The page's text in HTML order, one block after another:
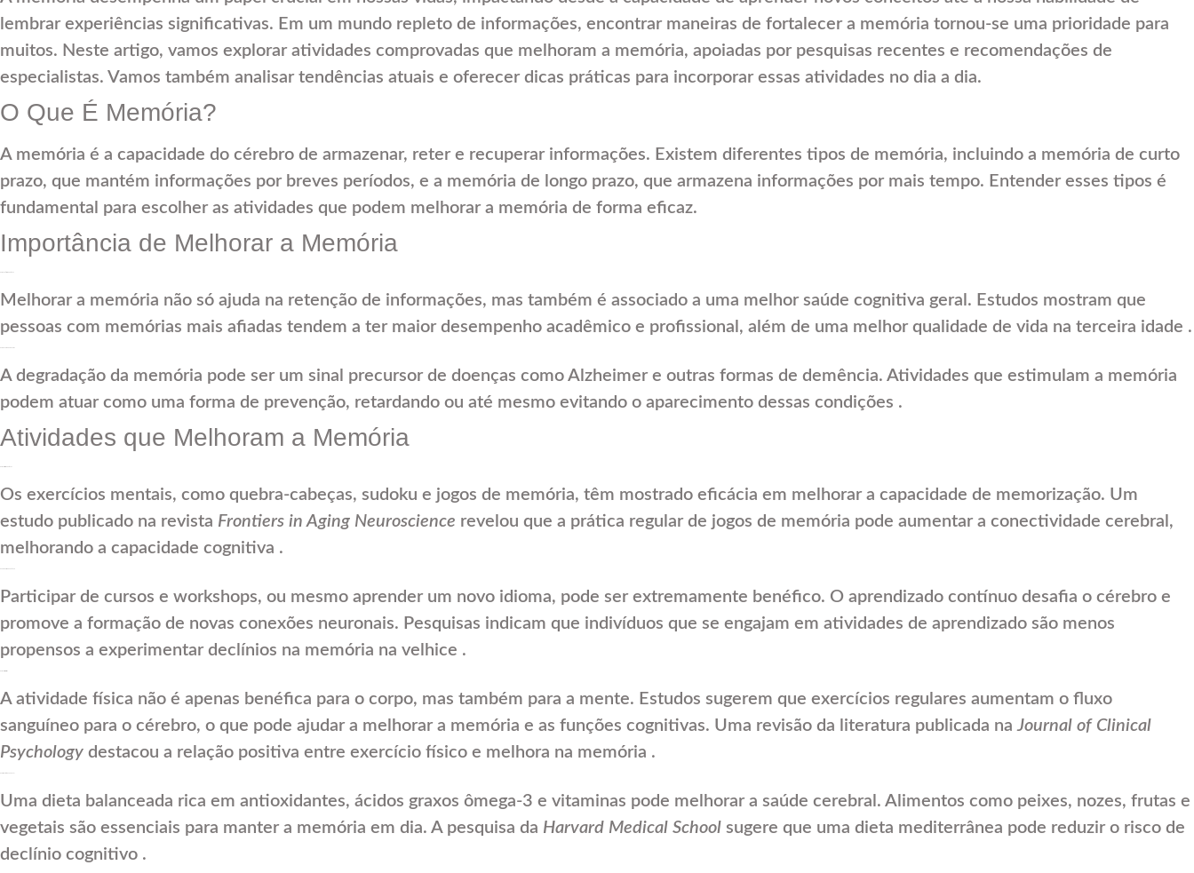
lembrar experiências significativas. Em um mundo repleto de informações, encontrar maneiras de fortalecer a memória tornou-se uma prioridade para
muitos. Neste artigo, vamos explorar atividades comprovadas que melhoram a memória, apoiadas por pesquisas recentes e recomendações de
especialistas. Vamos também analisar tendências atuais e oferecer dicas práticas para incorporar essas atividades no dia a dia.
O Que É Memória?
A memória é a capacidade do cérebro de armazenar, reter e recuperar informações. Existem diferentes tipos de memória, incluindo a memória de curto
prazo, que mantém informações por breves períodos, e a memória de longo prazo, que armazena informações por mais tempo. Entender esses tipos é
fundamental para escolher as atividades que podem melhorar a memória de forma eficaz.
Importância de Melhorar a Memória
Melhorar a memória não só ajuda na retenção de informações, mas também é associado a uma melhor saúde cognitiva geral. Estudos mostram que
pessoas com memórias mais afiadas tendem a ter maior desempenho acadêmico e profissional, além de uma melhor qualidade de vida na terceira idade .
A degradação da memória pode ser um sinal precursor de doenças como Alzheimer e outras formas de demência. Atividades que estimulam a memória
podem atuar como uma forma de prevenção, retardando ou até mesmo evitando o aparecimento dessas condições .
Atividades que Melhoram a Memória
Os exercícios mentais, como quebra-cabeças, sudoku e jogos de memória, têm mostrado eficácia em melhorar a capacidade de memorização. Um
estudo publicado na revista Frontiers in Aging Neuroscience revelou que a prática regular de jogos de memória pode aumentar a conectividade cerebral,
melhorando a capacidade cognitiva .
Participar de cursos e workshops, ou mesmo aprender um novo idioma, pode ser extremamente benéfico. O aprendizado contínuo desafia o cérebro e
promove a formação de novas conexões neuronais. Pesquisas indicam que indivíduos que se engajam em atividades de aprendizado são menos
propensos a experimentar declínios na memória na velhice .
A atividade física não é apenas benéfica para o corpo, mas também para a mente. Estudos sugerem que exercícios regulares aumentam o fluxo
sanguíneo para o cérebro, o que pode ajudar a melhorar a memória e as funções cognitivas. Uma revisão da literatura publicada na Journal of Clinical
Psychology destacou a relação positiva entre exercício físico e melhora na memória .
Uma dieta balanceada rica em antioxidantes, ácidos graxos ômega-3 e vitaminas pode melhorar a saúde cerebral. Alimentos como peixes, nozes, frutas e
vegetais são essenciais para manter a memória em dia. A pesquisa da Harvard Medical School sugere que uma dieta mediterrânea pode reduzir o risco de
declínio cognitivo .